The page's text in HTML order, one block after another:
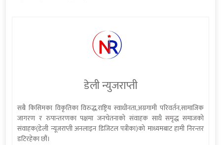
डेली न्युजराप्ती
सबै किसिमका विकृतिका विरुद्ध,राष्ट्रिय स्वाधीनता,अग्रगामी परिवर्तन,सामाजिक
जागरण र रुपान्तरणका पक्षमा जनचेतनाको संवाहक साथै समृद्ध समाजको
संवाहक(डेली न्यूजराप्ती अनलाइन डिजिटल पत्रीका)को माध्यमबाट हामी निरन्तर
डटिरहेका छौं।